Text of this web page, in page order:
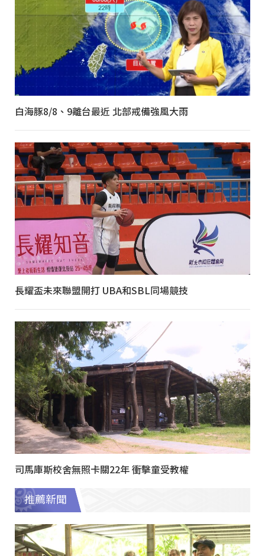
白海豚8/8、9離台最近 北部戒備強風大雨
長耀盃未來聯盟開打 UBA和SBL同場競技
司馬庫斯校舍無照卡關22年 衝擊童受教權
推薦新聞